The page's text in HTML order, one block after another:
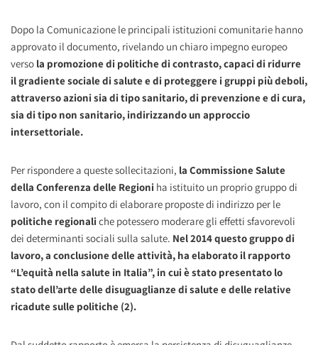
Dopo la Comunicazione le principali istituzioni comunitarie hanno
approvato il documento, rivelando un chiaro impegno europeo
verso la promozione di politiche di contrasto, capaci di ridurre
il gradiente sociale di salute e di proteggere i gruppi più deboli,
attraverso azioni sia di tipo sanitario, di prevenzione e di cura,
sia di tipo non sanitario, indirizzando un approccio
intersettoriale.
Per rispondere a queste sollecitazioni, la Commissione Salute
della Conferenza delle Regioni ha istituito un proprio gruppo di
lavoro, con il compito di elaborare proposte di indirizzo per le
politiche regionaliche potessero moderare gli effetti sfavorevoli
dei determinanti sociali sulla salute. Nel 2014 questo gruppo di
lavoro, a conclusione delle attività, ha elaborato il rapporto
“L’equità nella salute in Italia”, in cui è stato presentato lo
stato dell’arte delle disuguaglianze di salute e delle relative
ricadute sulle politiche (2).